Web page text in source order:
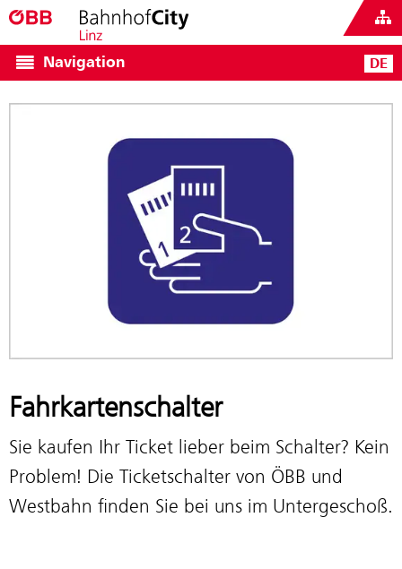
Navigation DE
Fahrkartenschalter
Sie kaufen Ihr Ticket lieber beim Schalter? Kein
Problem! Die Ticketschalter von ÖBB und
Westbahn finden Sie bei uns im Untergeschoß.